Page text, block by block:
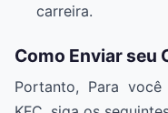
carreira.
Como Enviar seu
Portanto, Para